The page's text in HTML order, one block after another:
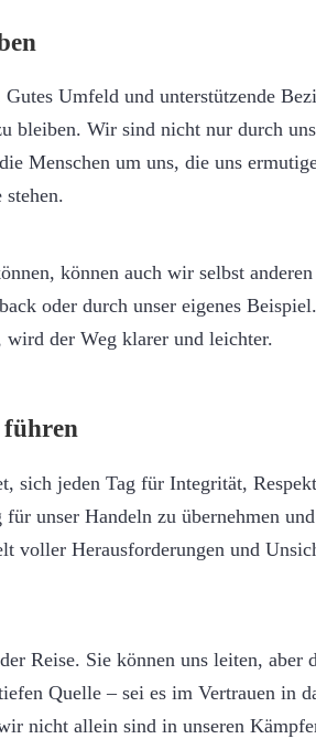
Umfeld und unterstützende
bleiben. Wir sind nicht nur durch
Menschen um uns, die uns
können auch wir selbst
oder durch unser eigenes
wird der Weg klarer und leichter.
sich jeden Tag für Integrität,
unser Handeln zu übernehmen
voller Herausforderungen und
Reise. Sie können uns leiten, aber
Quelle – sei es im Vertrauen in
nicht allein sind in unseren